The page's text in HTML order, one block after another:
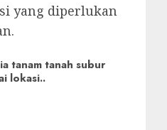
yang diperlukan
tanam tanah subur
lokasi..